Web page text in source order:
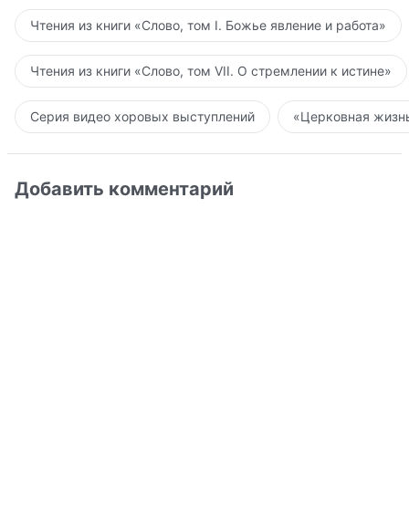
Чтения из книги «Слово, том I. Божье явление и работа»
Чтения из книги «Слово, том VII. О стремлении к истине»
Серия видео хоровых выступлений «Церковная
Добавить комментарий